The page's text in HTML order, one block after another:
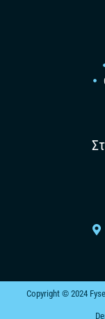
Copyright © 2024